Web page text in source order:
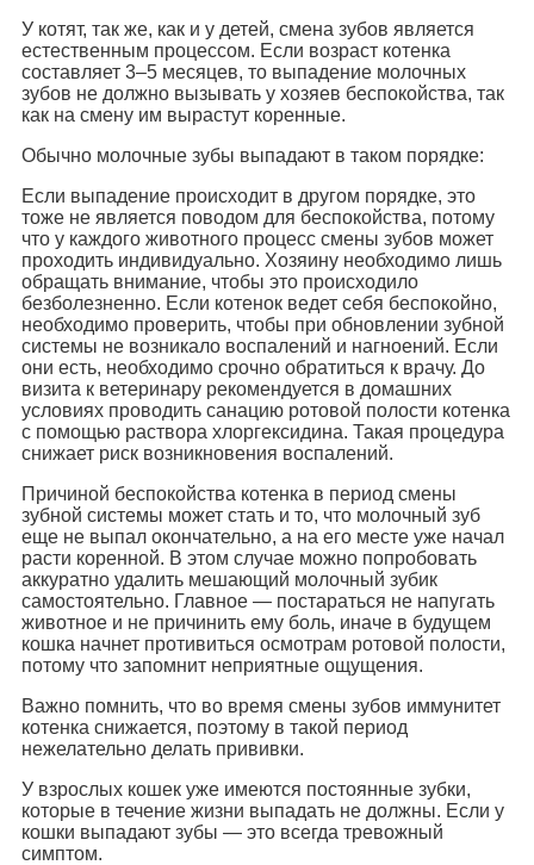
У котят, так же, как и у детей, смена зубов является
естественным процессом. Если возраст котенка
составляет 3–5 месяцев, то выпадение молочных
зубов не должно вызывать у хозяев беспокойства, так
как на смену им вырастут коренные.
Обычно молочные зубы выпадают в таком порядке:
Если выпадение происходит в другом порядке, это
тоже не является поводом для беспокойства, потому
что у каждого животного процесс смены зубов может
проходить индивидуально. Хозяину необходимо лишь
обращать внимание, чтобы это происходило
безболезненно. Если котенок ведет себя беспокойно,
необходимо проверить, чтобы при обновлении зубной
системы не возникало воспалений и нагноений. Если
они есть, необходимо срочно обратиться к врачу. До
визита к ветеринару рекомендуется в домашних
условиях проводить санацию ротовой полости котенка
с помощью раствора хлоргексидина. Такая процедура
снижает риск возникновения воспалений.
Причиной беспокойства котенка в период смены
зубной системы может стать и то, что молочный зуб
еще не выпал окончательно, а на его месте уже начал
расти коренной. В этом случае можно попробовать
аккуратно удалить мешающий молочный зубик
самостоятельно. Главное — постараться не напугать
животное и не причинить ему боль, иначе в будущем
кошка начнет противиться осмотрам ротовой полости,
потому что запомнит неприятные ощущения.
Важно помнить, что во время смены зубов иммунитет
котенка снижается, поэтому в такой период
нежелательно делать прививки.
У взрослых кошек уже имеются постоянные зубки,
которые в течение жизни выпадать не должны. Если у
кошки выпадают зубы — это всегда тревожный
симптом.